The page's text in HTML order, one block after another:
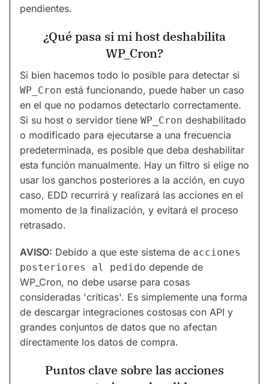
pendientes.
¿Qué pasa si mi host deshabilita
WP_Cron?
Si bien hacemos todo lo posible para detectar si
WP_Cron está funcionando, puede haber un caso
en el que no podamos detectarlo correctamente.
Si su host o servidor tiene WP_Cron deshabilitado
o modificado para ejecutarse a una frecuencia
predeterminada, es posible que deba deshabilitar
esta función manualmente. Hay un filtro si elige no
usar los ganchos posteriores a la acción, en cuyo
caso, EDD recurrirá y realizará las acciones en el
momento de la finalización, y evitará el proceso
retrasado.
AVISO: Debido a que este sistema de acciones
posteriores al pedido depende de
WP_Cron, no debe usarse para cosas
consideradas 'críticas'. Es simplemente una forma
de descargar integraciones costosas con API y
grandes conjuntos de datos que no afectan
directamente los datos de compra.
Puntos clave sobre las acciones